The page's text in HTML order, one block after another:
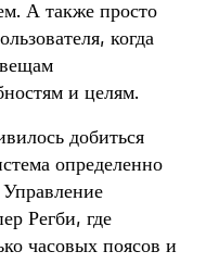
А также просто
когда
и целям.
добиться
определенно
Регби, где
часовых поясов и